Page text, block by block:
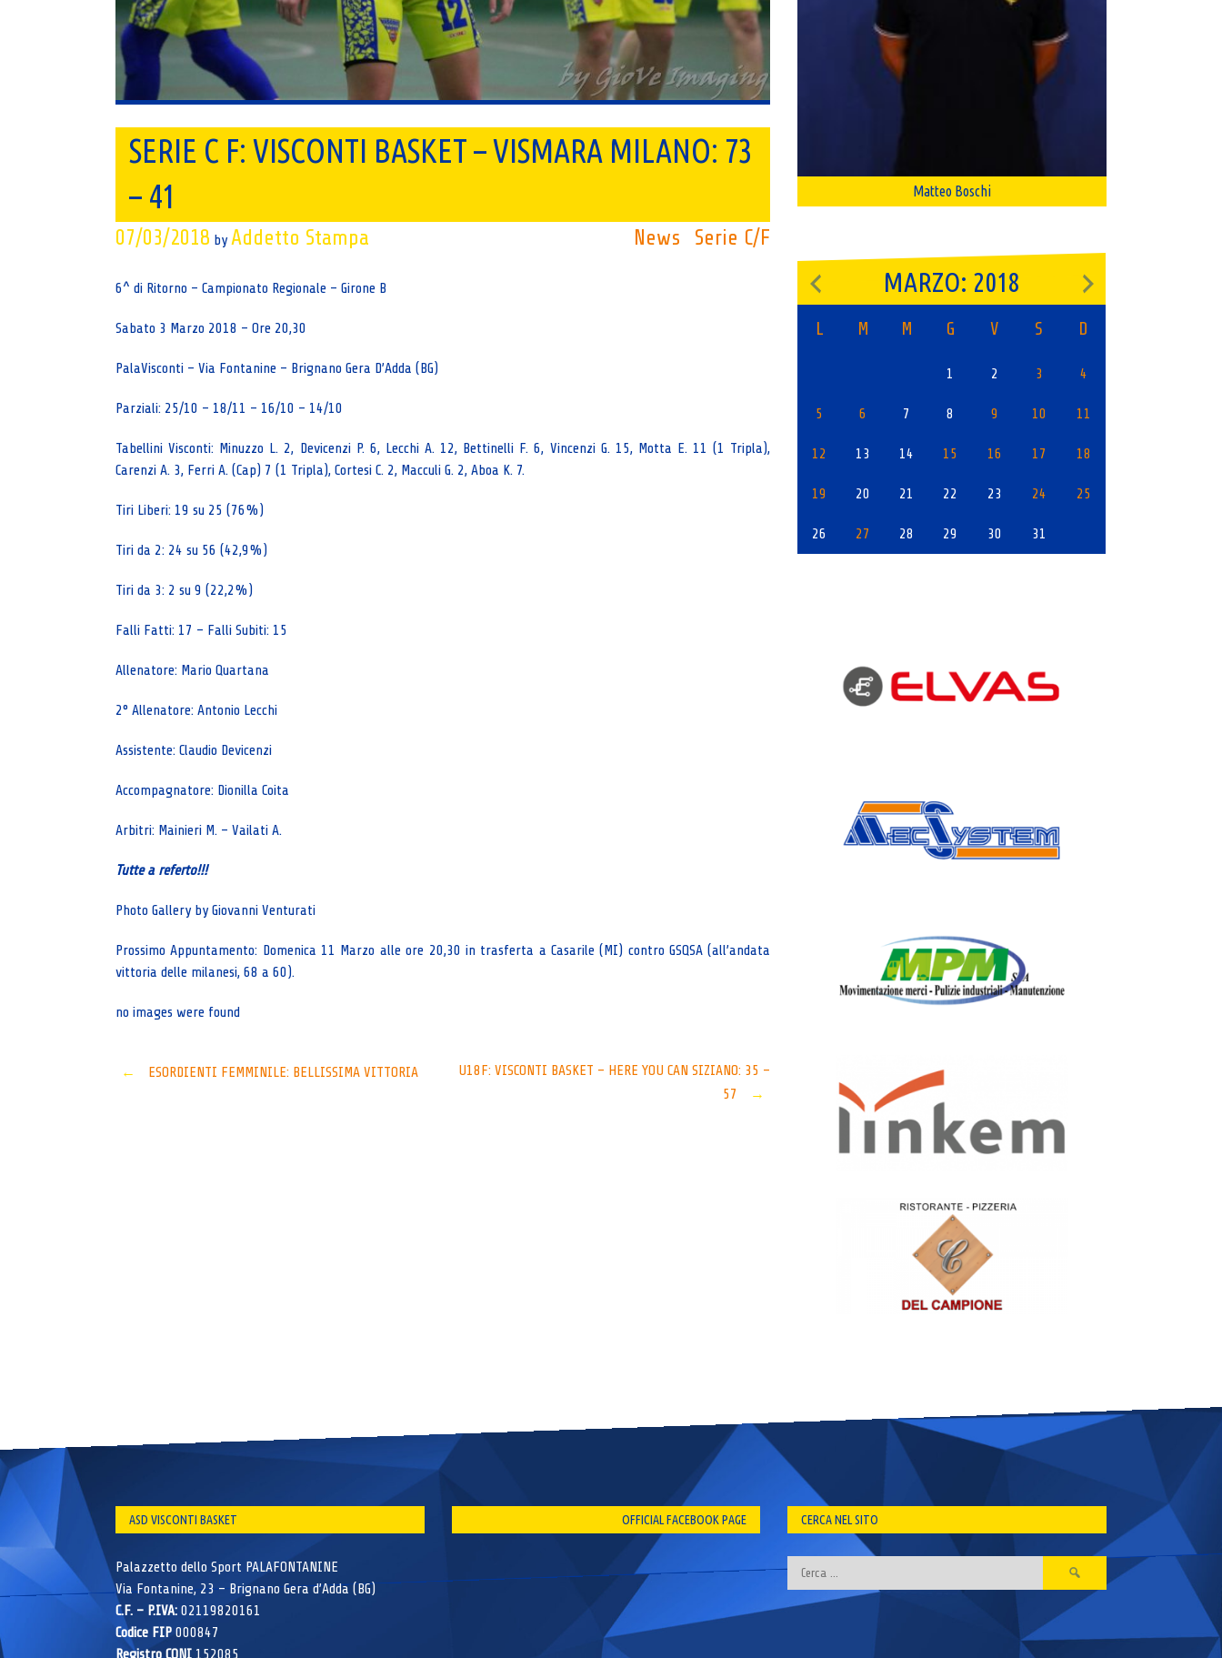
SERIE C F: VISCONTI BASKET – VISMARA MILANO: 73
– 41
News Serie C/F
07/03/2018 by Addetto Stampa
6^ di Ritorno – Campionato Regionale – Girone B
Sabato 3 Marzo 2018 – Ore 20,30
PalaVisconti – Via Fontanine – Brignano Gera D’Adda (BG)
Parziali: 25/10 – 18/11 – 16/10 – 14/10
Tabellini Visconti: Minuzzo L. 2, Devicenzi P. 6, Lecchi A. 12, Bettinelli F. 6, Vincenzi G. 15, Motta E. 11 (1 Tripla),
Carenzi A. 3, Ferri A. (Cap) 7 (1 Tripla), Cortesi C. 2, Macculi G. 2, Aboa K. 7.
Tiri Liberi: 19 su 25 (76%)
Tiri da 2: 24 su 56 (42,9%)
Tiri da 3: 2 su 9 (22,2%)
Falli Fatti: 17 – Falli Subiti: 15
Allenatore: Mario Quartana
2° Allenatore: Antonio Lecchi
Assistente: Claudio Devicenzi
Accompagnatore: Dionilla Coita
Arbitri: Mainieri M. – Vailati A.
Tutte a referto!!!
Photo Gallery by Giovanni Venturati
Prossimo Appuntamento: Domenica 11 Marzo alle ore 20,30 in trasferta a Casarile (MI) contro GSQSA (all’andata
vittoria delle milanesi, 68 a 60).
no images were found
Post
← ESORDIENTI FEMMINILE: BELLISSIMA VITTORIA
U18F: VISCONTI BASKET – HERE YOU CAN SIZIANO: 35 –
57
→
Matteo Boschi
MARZO: 2018
L M M G V S D
1 2 3 4
5 6 7 8 9 10 11
12 13 14 15 16 17 18
19 20 21 22 23 24 25
26 27 28 29 30 31
ASD VISCONTI BASKET
Palazzetto dello Sport PALAFONTANINE
Via Fontanine, 23 – Brignano Gera d’Adda (BG)
C.F. – P.IVA: 02119820161
Codice FIP 000847
Registro CONI 152085
OFFICIAL FACEBOOK PAGE CERCA NEL SITO
Ricerca
per: